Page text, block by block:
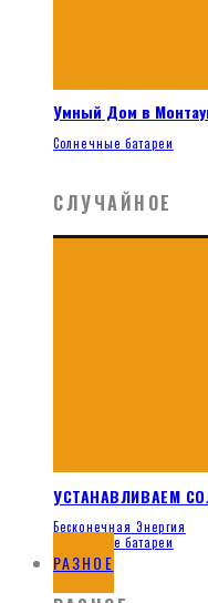
Умный Дом в
Солнечные батареи
СЛУЧАЙНОЕ
УСТАНАВЛИВАЕМ
Бесконечная Энергия
Солнечные батареи
РАЗНОЕ